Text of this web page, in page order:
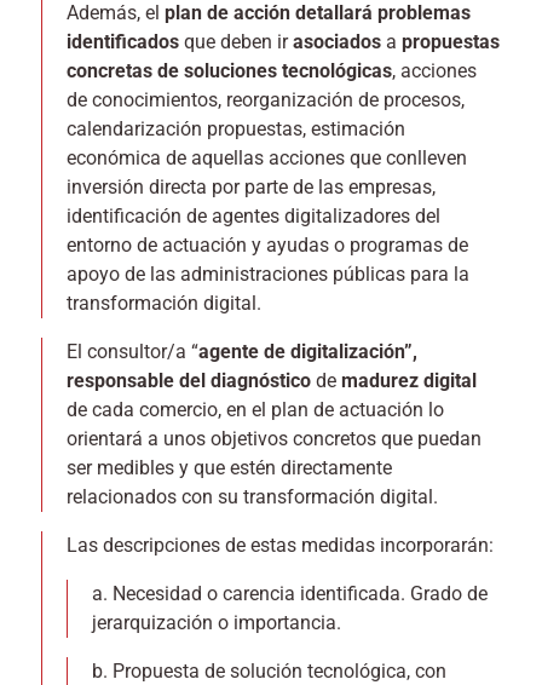
Además, el plan de acción detallará problemas
identificadosque deben irasociadosa propuestas
concretas de soluciones tecnológicas, acciones
de conocimientos, reorganización de procesos,
calendarización propuestas, estimación
económica de aquellas acciones que conlleven
inversión directa por parte de las empresas,
identificación de agentes digitalizadores del
entorno de actuación y ayudas o programas de
apoyo de las administraciones públicas para la
transformación digital.
El consultor/a “agente de digitalización”,
responsable del diagnósticode madurez digital
de cada comercio, en el plan de actuación lo
orientará a unos objetivos concretos que puedan
ser medibles y que estén directamente
relacionados con su transformación digital.
Las descripciones de estas medidas incorporarán:
a. Necesidad o carencia identificada. Grado de
jerarquización o importancia.
b. Propuesta de solución tecnológica, con